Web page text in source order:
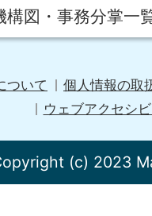
構図・事務分掌一
ついて 個人情報の取
ウェブアクセシ
(c) 2023